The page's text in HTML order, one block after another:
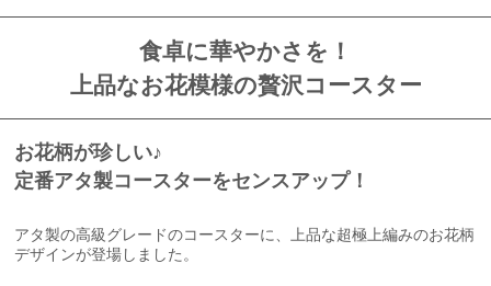
食卓に華やかさを！
上品なお花模様の贅沢コースター
お花柄が珍しい♪
定番アタ製コースターをセンスアップ！
アタ製の高級グレードのコースターに、上品な超極上編みのお花柄
デザインが登場しました。